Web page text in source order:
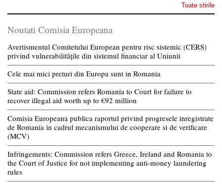
Toate stirile
Noutati Comisia Europeana
Avertismentul Comitetului European pentru risc sistemic (CERS)
privind vulnerabilitățile din sistemul financiar al Uniunii
Cele mai mici preturi din Europa sunt in Romania
State aid: Commission refers Romania to Court for failure to
recover illegal aid worth up to €92 million
Comisia Europeana publica raportul privind progresele inregistrate
de Romania in cadrul mecanismului de cooperare si de verificare
(MCV)
Infringements: Commission refers Greece, Ireland and Romania to
the Court of Justice for not implementing anti-money laundering
rules